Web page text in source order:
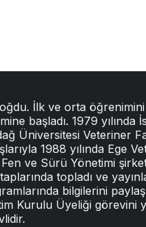
İlk ve orta
başladı. 1979
Üniversitesi Veteriner
1988 yılında
ve Sürü Yönetimi
topladı ve
bilgilerini
Kurulu Üyeliği